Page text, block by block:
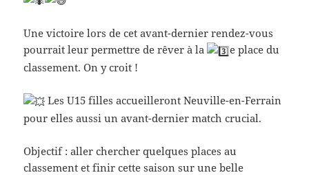
Une victoire lors de cet avant-dernier rendez-vous
pourrait leur permettre de rêver à la
e place du
classement. On y croit !
Les U15 filles accueilleront Neuville-en-Ferrain
pour elles aussi un avant-dernier match crucial.
Objectif : aller chercher quelques places au
classement et finir cette saison sur une belle